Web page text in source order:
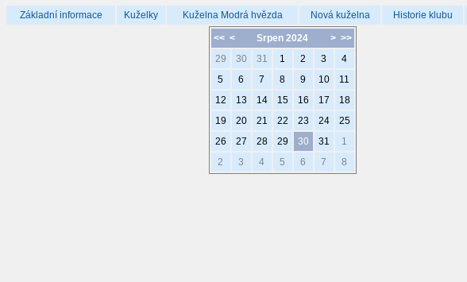
Základní informace Kuželky Kuželna Modrá hvězda Nová kuželna Historie klubu
<< < > >>
Srpen 2024
29
30 31 1 2 3
4
5
6 7 8 9 10
11
12
13 14 15 16 17
18
19
20 21 22 23 24
25
26
27 28 29 30 31
1
2
3 4 5 6 7 8